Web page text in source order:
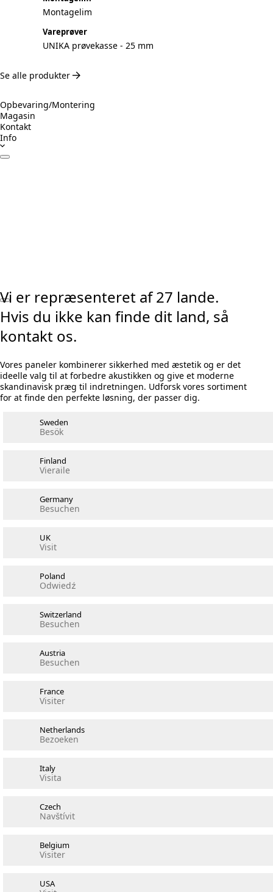
Montagelim
Vareprøver
UNIKA prøvekasse - 25 mm
Se alle produkter
Opbevaring/Montering
Magasin
Kontakt
Info
Vi er repræsenteret af 27 lande.
Hvis du ikke kan finde dit land, så
kontakt os.
Vores paneler kombinerer sikkerhed med æstetik og er det
ideelle valg til at forbedre akustikken og give et moderne
skandinavisk præg til indretningen. Udforsk vores sortiment
for at finde den perfekte løsning, der passer dig.
Sweden
Besök
Finland
Vieraile
Germany
Besuchen
UK
Visit
Poland
Odwiedź
Switzerland
Besuchen
Austria
Besuchen
France
Visiter
Netherlands
Bezoeken
Italy
Visita
Czech
Navštívit
Belgium
Visiter
USA